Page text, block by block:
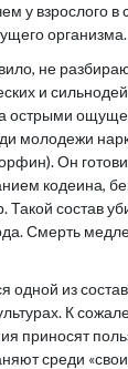
у взрослого в
организма.
не
и
острыми
молодежи
Он
кодеина,
Такой состав
Смерть
одной из
К
приносят
среди